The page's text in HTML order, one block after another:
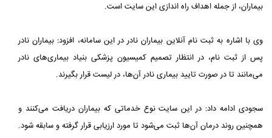
بیماران، از جمله اهداف راه اندازی این سایت است.
وی با اشاره به ثبت نام آنلاین بیماران نادر در این سامانه، افزود: بیماران نادر
پس از ثبت نام، در انتظار تصمیم کمیسیون پزشکی بنیاد بیماری‌های نادر
می‌مانند تا در صورت تایید بیماری نادر آن‌ها، در لیست قرار بگیرند.
سجودی ادامه داد: در این سایت نوع خدماتی که بیماران دریافت می‌کنند و
همچنین روند درمان آن‌ها ثبت می‌شود تا مورد ارزیابی قرار گرفته و سابقه شود.